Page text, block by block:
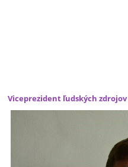
Viceprezident ľudských zdrojov